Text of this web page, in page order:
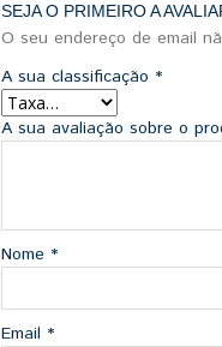
SEJA O PRIMEIRO A
O seu endereço de email
A sua classificação *
A sua avaliação sobre o
Nome *
Email *